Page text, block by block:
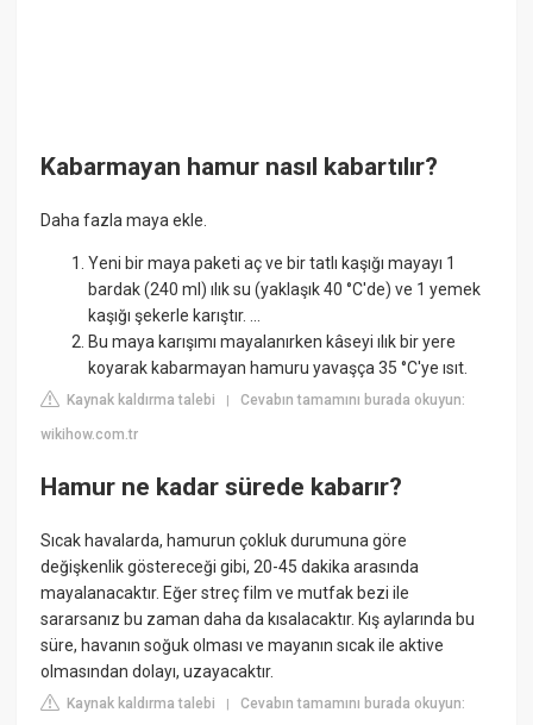
Kabarmayan hamur nasıl kabartılır?
Daha fazla maya ekle.
Yeni bir maya paketi aç ve bir tatlı kaşığı mayayı 1
bardak (240 ml) ılık su (yaklaşık 40 °C'de) ve 1 yemek
kaşığı şekerle karıştır. ...
Bu maya karışımı mayalanırken kâseyi ılık bir yere
koyarak kabarmayan hamuru yavaşça 35 °C'ye ısıt.
Kaynak kaldırma talebi |Cevabın tamamını burada okuyun:
wikihow.com.tr
Hamur ne kadar sürede kabarır?
Sıcak havalarda, hamurun çokluk durumuna göre
değişkenlik göstereceği gibi, 20-45 dakika arasında
mayalanacaktır. Eğer streç film ve mutfak bezi ile
sararsanız bu zaman daha da kısalacaktır. Kış aylarında bu
süre, havanın soğuk olması ve mayanın sıcak ile aktive
olmasından dolayı, uzayacaktır.
Kaynak kaldırma talebi |Cevabın tamamını burada okuyun: